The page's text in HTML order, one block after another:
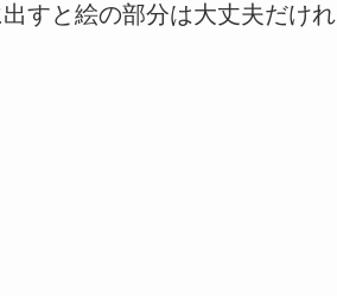
すと絵の部分は大丈夫だけれ